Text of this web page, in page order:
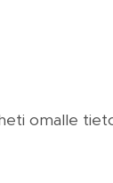
omalle